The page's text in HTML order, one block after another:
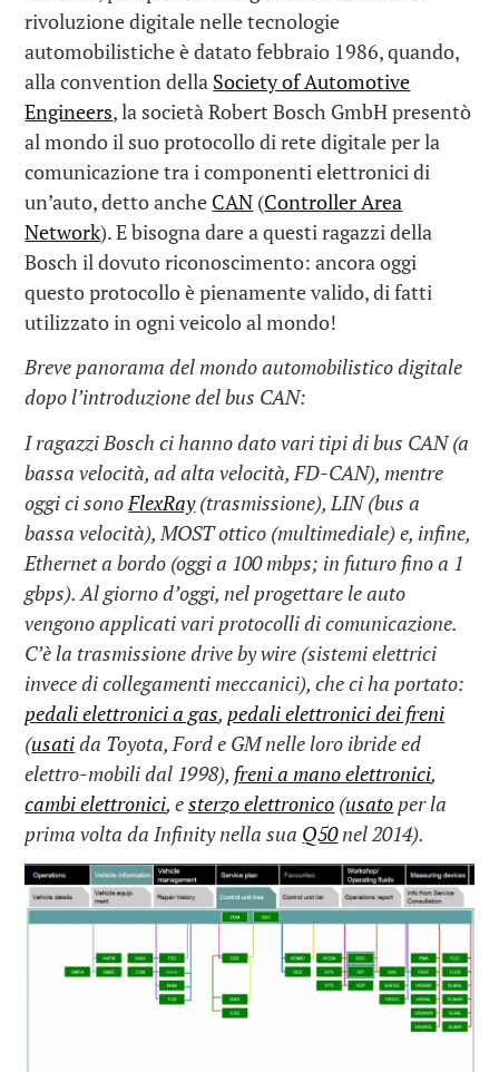
rivoluzione digitale nelle tecnologie
automobilistiche è datato febbraio 1986, quando,
alla convention della Society of Automotive
Engineers, la società Robert Bosch GmbH presentò
al mondo il suo protocollo di rete digitale per la
comunicazione tra i componenti elettronici di
un’auto, detto anche CAN (Controller Area
Network). E bisogna dare a questi ragazzi della
Bosch il dovuto riconoscimento: ancora oggi
questo protocollo è pienamente valido, di fatti
utilizzato in ogni veicolo al mondo!
Breve panorama del mondo automobilistico digitale
dopo l’introduzione del bus CAN:
I ragazzi Bosch ci hanno dato vari tipi di bus CAN (a
bassa velocità, ad alta velocità, FD-CAN), mentre
oggi ci sonoFlexRay(trasmissione), LIN (bus a
bassa velocità), MOST ottico (multimediale) e, infine,
Ethernet a bordo (oggi a 100 mbps; in futuro fino a 1
gbps). Al giorno d’oggi, nel progettare le auto
vengono applicati vari protocolli di comunicazione.
C’è la trasmissione drive by wire (sistemi elettrici
invece di collegamenti meccanici), che ci ha portato:
pedali elettronici a gas, pedali elettronici dei freni
(usatida Toyota, Ford e GM nelle loro ibride ed
elettro-mobili dal 1998), freni a mano elettronici,
cambi elettronici, esterzo elettronico (usato per la
prima volta da Infinity nella sua Q50nel 2014).